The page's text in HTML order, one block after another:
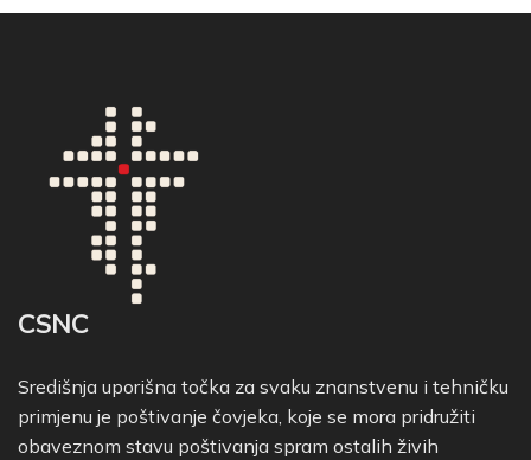
CSNC
Središnja uporišna točka za svaku znanstvenu i tehničku
primjenu je poštivanje čovjeka, koje se mora pridružiti
obaveznom stavu poštivanja spram ostalih živih